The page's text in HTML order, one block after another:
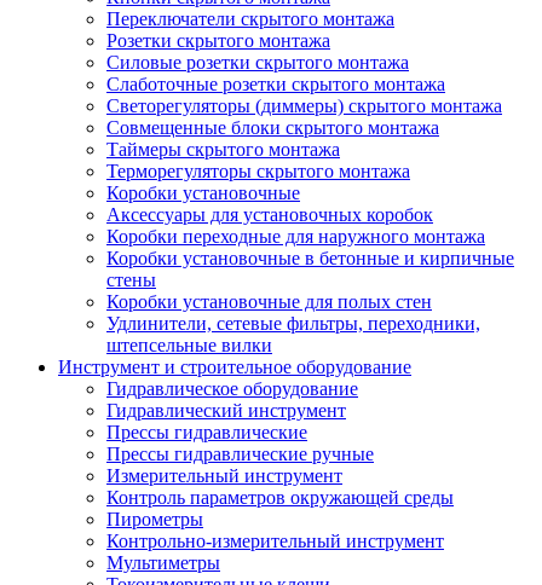
Переключатели скрытого монтажа
Розетки скрытого монтажа
Силовые розетки скрытого монтажа
Слаботочные розетки скрытого монтажа
Светорегуляторы (диммеры) скрытого монтажа
Совмещенные блоки скрытого монтажа
Таймеры скрытого монтажа
Терморегуляторы скрытого монтажа
Коробки установочные
Аксессуары для установочных коробок
Коробки переходные для наружного монтажа
Коробки установочные в бетонные и кирпичные
стены
Коробки установочные для полых стен
Удлинители, сетевые фильтры, переходники,
штепсельные вилки
Инструмент и строительное оборудование
Гидравлическое оборудование
Гидравлический инструмент
Прессы гидравлические
Прессы гидравлические ручные
Измерительный инструмент
Контроль параметров окружающей среды
Пирометры
Контрольно-измерительный инструмент
Мультиметры